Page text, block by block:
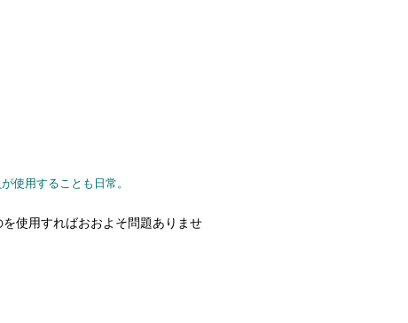
使用することも日常。
使用すればおおよそ問題ありませ